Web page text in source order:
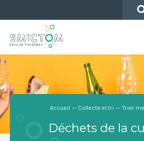
au
contenu
principal
à
barre
latérale
principale
Accueil — Collecte et tri — Trier
Déchets de la